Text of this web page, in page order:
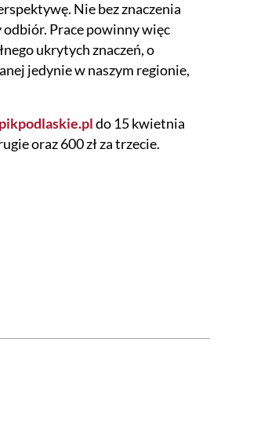
Nie bez znaczenia
Prace powinny więc
ukrytych znaczeń, o
jedynie w naszym regionie,
do 15 kwietnia
oraz 600 zł za trzecie.